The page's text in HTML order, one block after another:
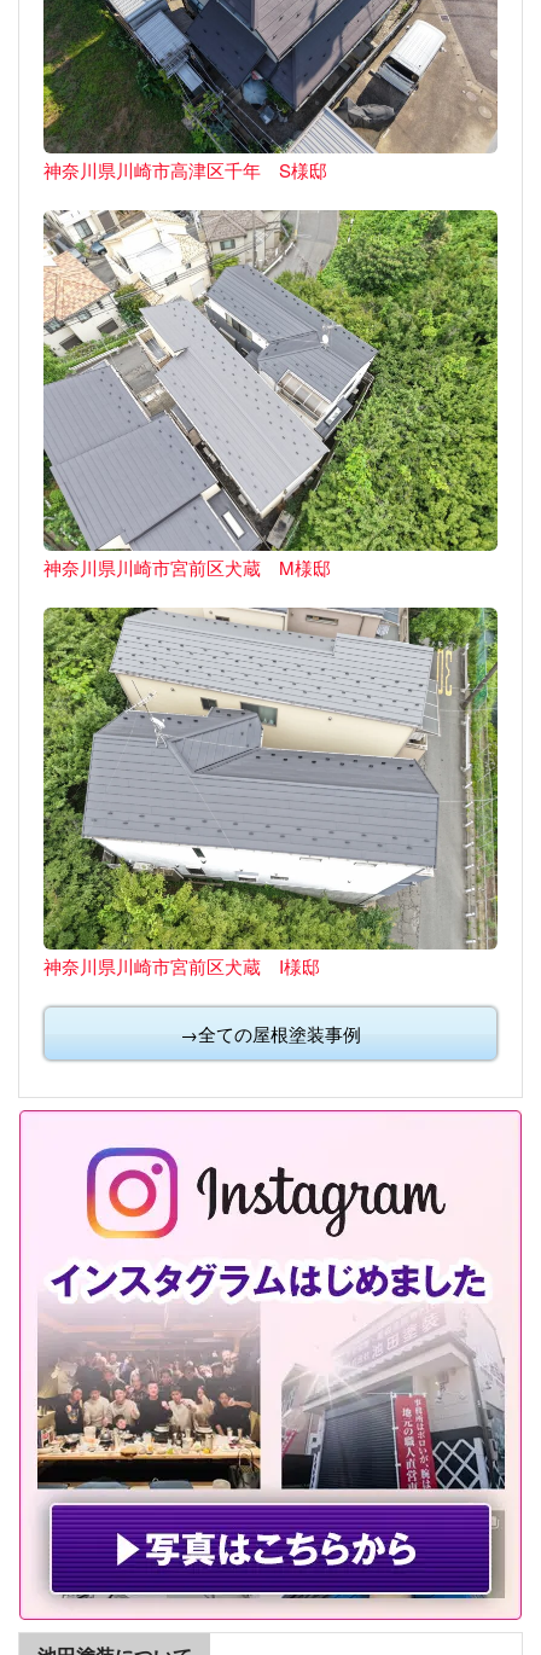
神奈川県川崎市高津区千年 S様邸
神奈川県川崎市宮前区犬蔵 M様邸
神奈川県川崎市宮前区犬蔵 I様邸
→全ての屋根塗装事例